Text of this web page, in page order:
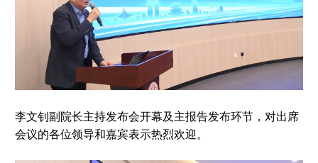
李文钊副院长主持发布会开幕及主报告发布环节，对出席
会议的各位领导和嘉宾表示热烈欢迎。